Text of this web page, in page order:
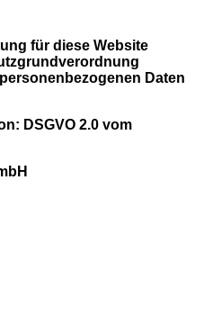
für diese Website
Daten
DSGVO 2.0 vom